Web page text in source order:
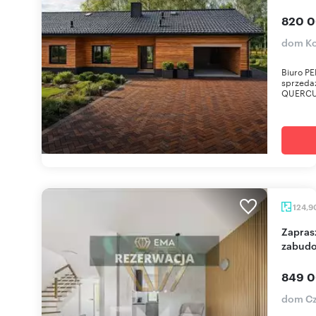
820
dom
Biuro
Zapraszam do obejrzenia nowoczesnego domu w
849
dom